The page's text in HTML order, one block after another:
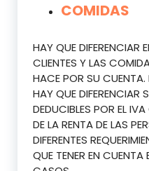
COMIDAS
HAY QUE DIFERENCIAR
CLIENTES Y LAS
HACE POR SU
HAY QUE DIFERENCIAR
DEDUCIBLES POR EL
DE LA RENTA DE LAS
DIFERENTES
QUE TENER EN